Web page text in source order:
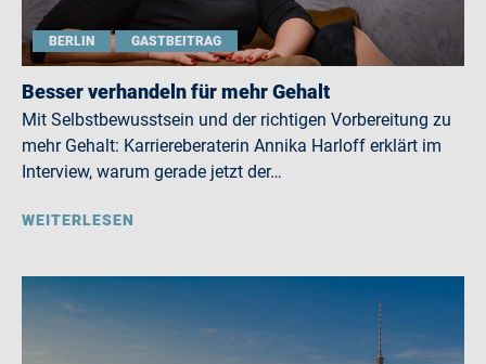
BERLIN GASTBEITRAG
Besser verhandeln für mehr Gehalt
Mit Selbstbewusstsein und der richtigen Vorbereitung zu
mehr Gehalt: Karriereberaterin Annika Harloff erklärt im
Interview, warum gerade jetzt der…
WEITERLESEN